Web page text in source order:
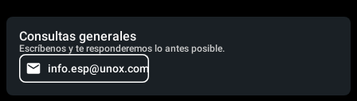
Consultas generales
Escríbenos y te responderemos lo antes posible.
info.esp@unox.com